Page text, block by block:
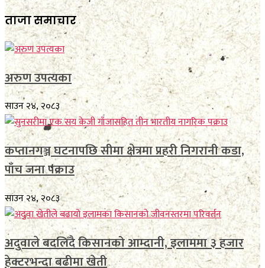
ताजा समाचार
अरुण उपत्यका
साउन २४, २०८३
कप्तानगञ्ज घटनापछि सीमा क्षेत्रमा प्रहरी निगरानी कडा,
पाँच जना पक्राउ
साउन २४, २०८३
अदुवाले बदलिँदै किसानको आम्दानी, इलाममा ३ हजार
हेक्टरभन्दा बढीमा खेती